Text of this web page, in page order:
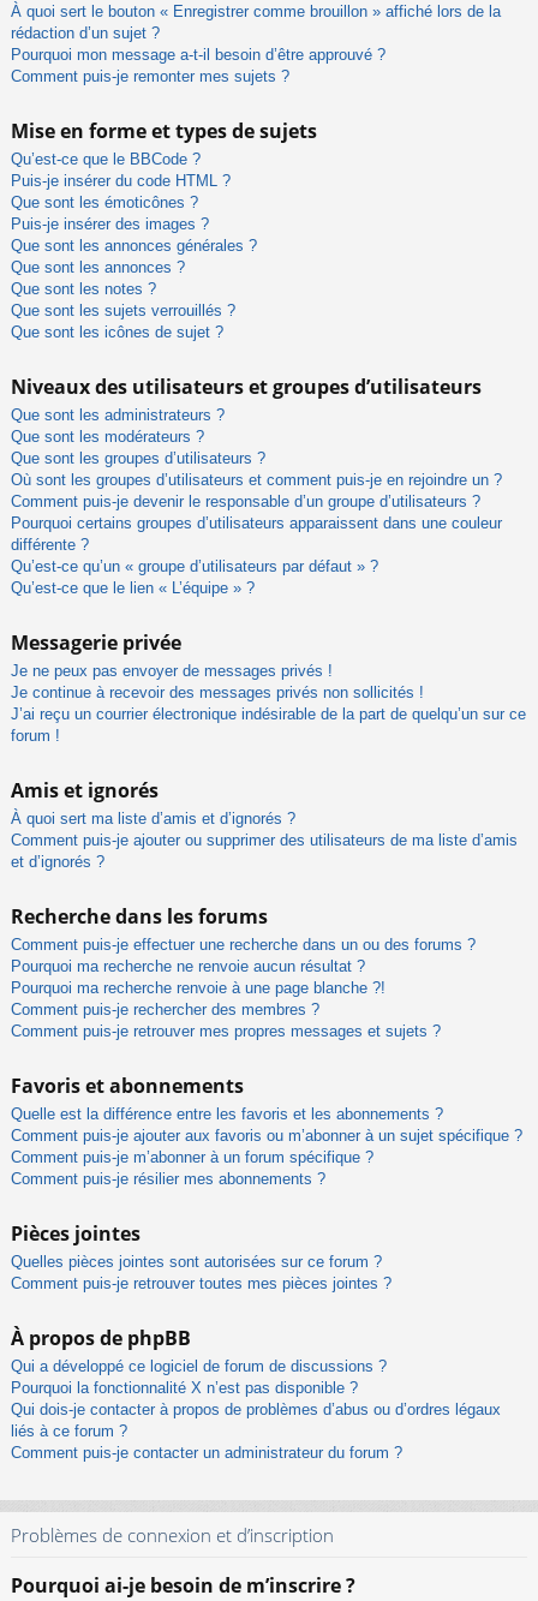
À quoi sert le bouton « Enregistrer comme brouillon » affiché lors de la
rédaction d’un sujet ?
Pourquoi mon message a-t-il besoin d’être approuvé ?
Comment puis-je remonter mes sujets ?
Mise en forme et types de sujets
Qu’est-ce que le BBCode ?
Puis-je insérer du code HTML ?
Que sont les émoticônes ?
Puis-je insérer des images ?
Que sont les annonces générales ?
Que sont les annonces ?
Que sont les notes ?
Que sont les sujets verrouillés ?
Que sont les icônes de sujet ?
Niveaux des utilisateurs et groupes d’utilisateurs
Que sont les administrateurs ?
Que sont les modérateurs ?
Que sont les groupes d’utilisateurs ?
Où sont les groupes d’utilisateurs et comment puis-je en rejoindre un ?
Comment puis-je devenir le responsable d’un groupe d’utilisateurs ?
Pourquoi certains groupes d’utilisateurs apparaissent dans une couleur
différente ?
Qu’est-ce qu’un « groupe d’utilisateurs par défaut » ?
Qu’est-ce que le lien « L’équipe » ?
Messagerie privée
Je ne peux pas envoyer de messages privés !
Je continue à recevoir des messages privés non sollicités !
J’ai reçu un courrier électronique indésirable de la part de quelqu’un sur ce
forum !
Amis et ignorés
À quoi sert ma liste d’amis et d’ignorés ?
Comment puis-je ajouter ou supprimer des utilisateurs de ma liste d’amis
et d’ignorés ?
Recherche dans les forums
Comment puis-je effectuer une recherche dans un ou des forums ?
Pourquoi ma recherche ne renvoie aucun résultat ?
Pourquoi ma recherche renvoie à une page blanche ?!
Comment puis-je rechercher des membres ?
Comment puis-je retrouver mes propres messages et sujets ?
Favoris et abonnements
Quelle est la différence entre les favoris et les abonnements ?
Comment puis-je ajouter aux favoris ou m’abonner à un sujet spécifique ?
Comment puis-je m’abonner à un forum spécifique ?
Comment puis-je résilier mes abonnements ?
Pièces jointes
Quelles pièces jointes sont autorisées sur ce forum ?
Comment puis-je retrouver toutes mes pièces jointes ?
À propos de phpBB
Qui a développé ce logiciel de forum de discussions ?
Pourquoi la fonctionnalité X n’est pas disponible ?
Qui dois-je contacter à propos de problèmes d’abus ou d’ordres légaux
liés à ce forum ?
Comment puis-je contacter un administrateur du forum ?
Problèmes de connexion et d’inscription
Pourquoi ai-je besoin de m’inscrire ?